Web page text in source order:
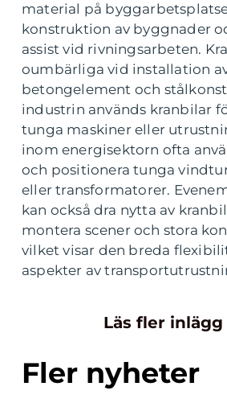
material på
konstruktion av byggnader
assist vid rivningsarbeten.
oumbärliga vid installation
betongelement och
industrin används kranbilar
tunga maskiner eller
inom energisektorn ofta
och positionera tunga
eller transformatorer.
kan också dra nytta av
montera scener och stora
vilket visar den breda
aspekter av
Läs fler inlägg
Fler nyheter